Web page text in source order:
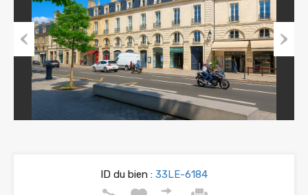
Previous Next
ID du bien : 33LE-6184